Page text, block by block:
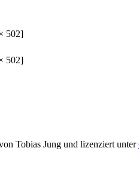
502]
502]
Tobias Jung und lizenziert unter